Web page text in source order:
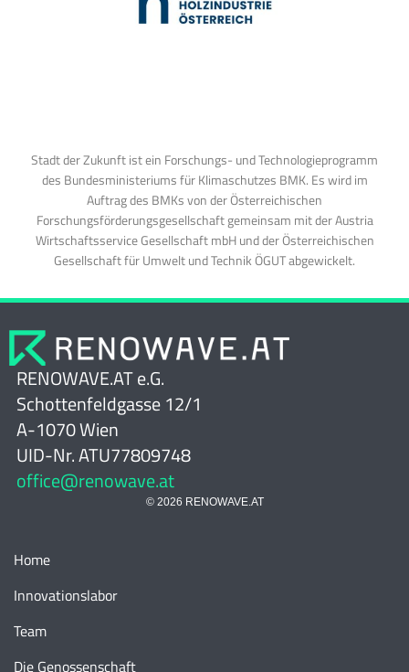
Stadt der Zukunft ist ein Forschungs- und Technologieprogramm
des Bundesministeriums für Klimaschutzes BMK. Es wird im
Auftrag des BMKs von der Österreichischen
Forschungsförderungsgesellschaft gemeinsam mit der Austria
Wirtschaftsservice Gesellschaft mbH und der Österreichischen
Gesellschaft für Umwelt und Technik ÖGUT abgewickelt.
RENOWAVE.AT e.G.
Schottenfeldgasse 12/1
A-1070 Wien
UID-Nr. ATU77809748
office@renowave.at
© 2026 RENOWAVE.AT
Home
Innovationslabor
Team
Die Genossenschaft